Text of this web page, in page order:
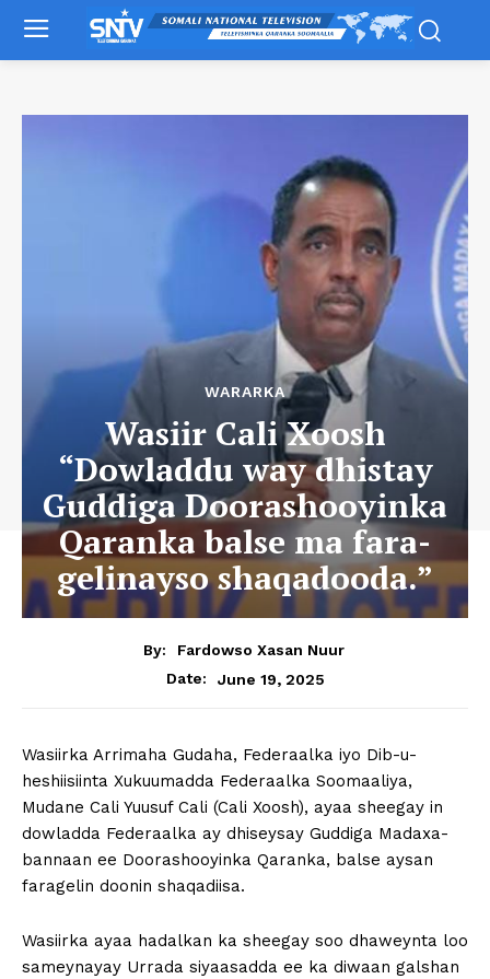
WARARKA
Wasiir Cali Xoosh
“Dowladdu way dhistay
Guddiga Doorashooyinka
Qaranka balse ma fara-
gelinayso shaqadooda.”
By:
Fardowso Xasan Nuur
Date:
June 19, 2025
Wasiirka Arrimaha Gudaha, Federaalka iyo Dib-u-
heshiisiinta Xukuumadda Federaalka Soomaaliya,
Mudane Cali Yuusuf Cali (Cali Xoosh), ayaa sheegay in
dowladda Federaalka ay dhiseysay Guddiga Madaxa-
bannaan ee Doorashooyinka Qaranka, balse aysan
faragelin doonin shaqadiisa.
Wasiirka ayaa hadalkan ka sheegay soo dhaweynta loo
sameynayay Urrada siyaasadda ee ka diwaan galshan